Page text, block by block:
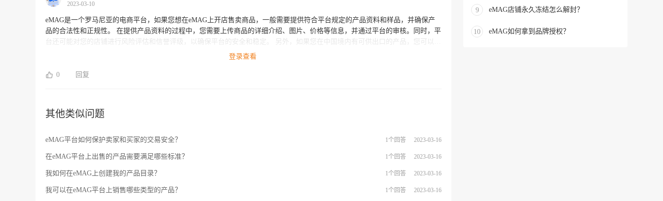
2023-03-10
eMAG是一个罗马尼亚的电商平台，如果您想在eMAG上开店售卖商品，一般需要提供符合平台规定的产品资料和样品，并确保产
品的合法性和正规性。 在提供产品资料的过程中，您需要上传商品的详细介绍、图片、价格等信息，并通过平台的审核。同时，平
台还可能对您的店铺进行风险评估和信誉评级，以确保平台的安全和稳定。 另外，如果您在中国境内有可供出口的产品，您可以考
虑使用ESG跨境的服务，我们可以帮助您顺利开启跨境电商业务并将产品销售到罗马尼亚等海外市场。
登录查看
0 回复
其他类似问题
eMAG平台如何保护卖家和买家的交易安全？ 1个回答 2023-03-16
在eMAG平台上出售的产品需要满足哪些标准？ 1个回答 2023-03-16
我如何在eMAG上创建我的产品目录？ 1个回答 2023-03-16
我可以在eMAG平台上销售哪些类型的产品？ 1个回答 2023-03-16
9 eMAG店铺永久冻结怎么解封？
10 eMAG如何拿到品牌授权？